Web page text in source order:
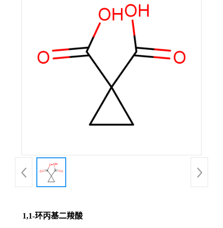
1,1-环丙基二羧酸